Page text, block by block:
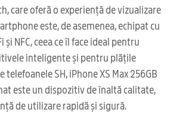
care oferă o experiență de vizualizare
este, de asemenea, echipat cu
și NFC, ceea ce îl face ideal pentru
inteligente și pentru plățile
telefoanele SH, iPhone XS Max 256GB
este un dispozitiv de înaltă calitate,
de utilizare rapidă și sigură.